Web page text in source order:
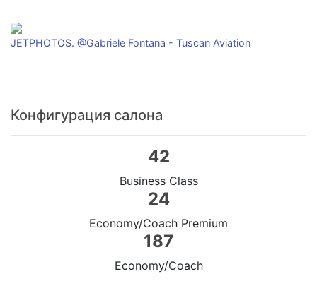
JETPHOTOS. @Gabriele Fontana - Tuscan Aviation
Конфигурация салона
42
Business Class
24
Economy/Coach Premium
187
Economy/Coach